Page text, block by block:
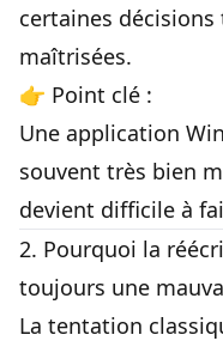
certaines
maîtrisées.
👉 Point clé :
Une application
souvent très bien
devient difficile à
2. Pourquoi la
toujours une
La tentation